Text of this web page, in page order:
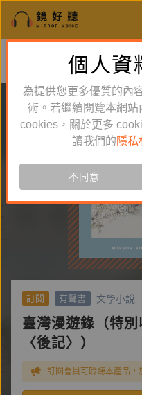
鏡好聽全新
體驗全面升級，即
訂閱 有聲書 文學小說
臺灣漫遊錄（特
〈後記〉）
訂閱會員可聆聽本產品，
個人資
為提供您更多優質的內
術。若繼續閱覽本網
cookies，關於更多
讀我們的 隱私
不同意